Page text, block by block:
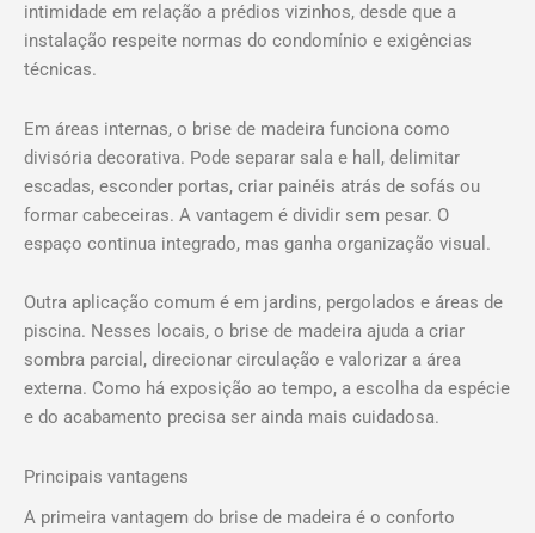
intimidade em relação a prédios vizinhos, desde que a
instalação respeite normas do condomínio e exigências
técnicas.
Em áreas internas, o brise de madeira funciona como
divisória decorativa. Pode separar sala e hall, delimitar
escadas, esconder portas, criar painéis atrás de sofás ou
formar cabeceiras. A vantagem é dividir sem pesar. O
espaço continua integrado, mas ganha organização visual.
Outra aplicação comum é em jardins, pergolados e áreas de
piscina. Nesses locais, o brise de madeira ajuda a criar
sombra parcial, direcionar circulação e valorizar a área
externa. Como há exposição ao tempo, a escolha da espécie
e do acabamento precisa ser ainda mais cuidadosa.
Principais vantagens
A primeira vantagem do brise de madeira é o conforto